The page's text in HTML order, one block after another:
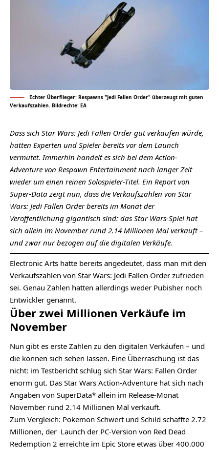
Echter Überflieger: Respawns "Jedi Fallen Order" überzeugt mit guten
Verkaufszahlen. Bildrechte: EA
Dass sich Star Wars: Jedi Fallen Order gut verkaufen würde,
hatten Experten und Spieler bereits vor dem Launch
vermutet. Immerhin handelt es sich bei dem Action-
Adventure von Respawn Entertainment nach langer Zeit
wieder um einen reinen Solospieler-Titel. Ein Report von
Super-Data zeigt nun, dass die Verkaufszahlen von Star
Wars: Jedi Fallen Order bereits im Monat der
Veröffentlichung gigantisch sind: das Star Wars-Spiel hat
sich allein im November rund 2.14 Millionen Mal verkauft –
und zwar nur bezogen auf die digitalen Verkäufe.
Electronic Arts hatte bereits angedeutet, dass man mit den
Verkaufszahlen von Star Wars: Jedi Fallen Order zufrieden
sei. Genau Zahlen hatten allerdings weder Pubisher noch
Entwickler genannt.
Über zwei Millionen Verkäufe im
November
Nun gibt es erste Zahlen zu den digitalen Verkäufen – und
die können sich sehen lassen. Eine Überraschung ist das
nicht: im Testbericht schlug sich Star Wars: Fallen Order
enorm gut. Das Star Wars Action-Adventure hat sich nach
Angaben von SuperData* allein im Release-Monat
November rund 2.14 Millionen Mal verkauft.
Zum Vergleich: Pokemon Schwert und Schild schaffte 2.72
Millionen, der Launch der PC-Version von Red Dead
Redemption 2 erreichte im Epic Store etwas über 400.000